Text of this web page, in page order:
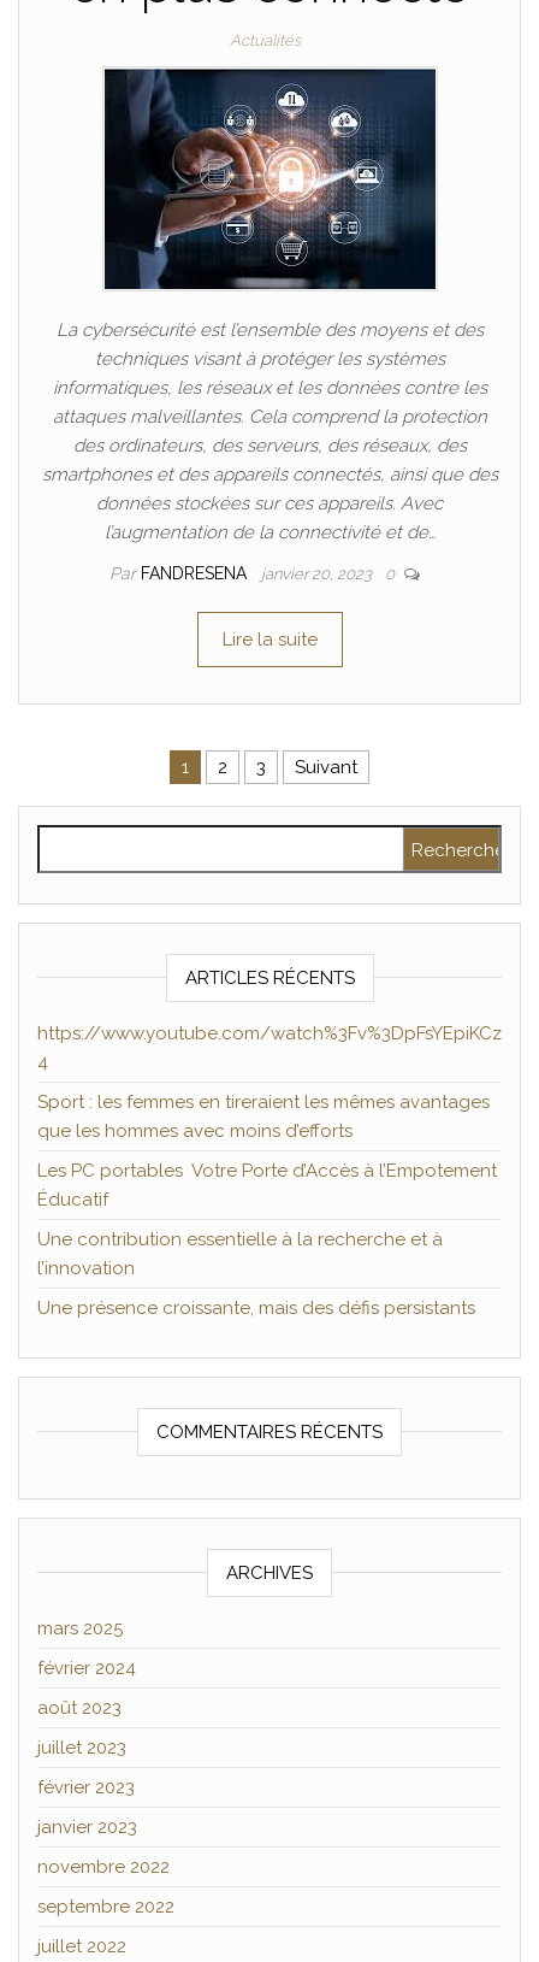
Actualités
La cybersécurité est l’ensemble des moyens et des
techniques visant à protéger les systèmes
informatiques, les réseaux et les données contre les
attaques malveillantes. Cela comprend la protection
des ordinateurs, des serveurs, des réseaux, des
smartphones et des appareils connectés, ainsi que des
données stockées sur ces appareils. Avec
l’augmentation de la connectivité et de…
Par FANDRESENA janvier 20, 2023 0
Lire la suite
Pagination des publications
1 2 3 Suivant
ARTICLES RÉCENTS
https://www.youtube.com/watch%3Fv%3DpFsYEpiKCz
4
Sport : les femmes en tireraient les mêmes avantages
que les hommes avec moins d’efforts
Les PC portables Votre Porte d’Accès à l’Empotement
Éducatif
Une contribution essentielle à la recherche et à
l’innovation
Une présence croissante, mais des défis persistants
COMMENTAIRES RÉCENTS
ARCHIVES
mars 2025
février 2024
août 2023
juillet 2023
février 2023
janvier 2023
novembre 2022
septembre 2022
juillet 2022